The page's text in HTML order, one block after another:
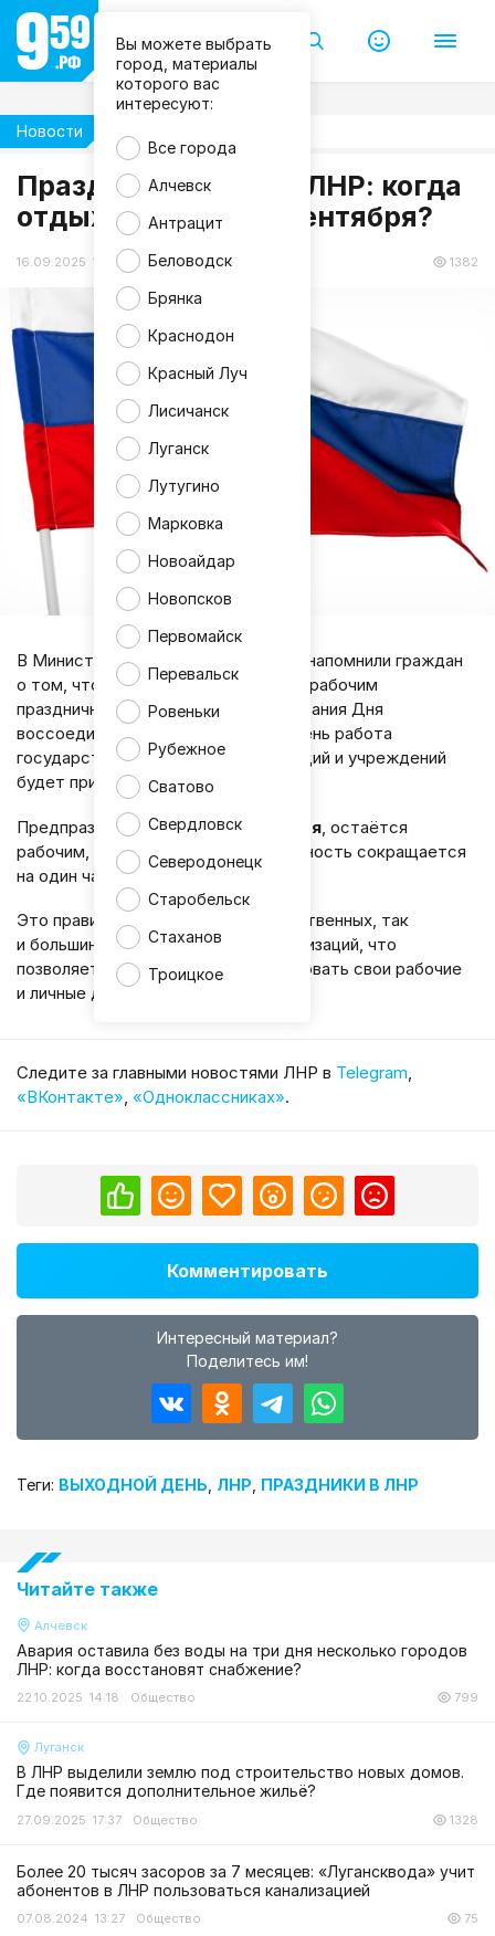
Вы можете выбрать
город, материалы
которого вас
интересуют:
Все города
Алчевск
Антрацит
Беловодск
Брянка
Краснодон
Красный Луч
Лисичанск
Луганск
Лутугино
Марковка
Новоайдар
Новопсков
Первомайск
Перевальск
Ровеньки
Рубежное
Сватово
Свердловск
Северодонецк
Старобельск
Стаханов
Троицкое
Новости
Праздничные дни в ЛНР: когда
отдыхаем в конце сентября?
16.09.2025 16:51 1382
r
e
e
p
k
В Министерстве труда Республики напомнили граждан
о том, что 30 сентября объявлен нерабочим
праздничным днём в честь празднования Дня
воссоединения ЛНР с РФ. В этот день работа
государственных органов, организаций и учреждений
будет приостановлена.
Предпраздничный день,29 сентября , остаётся
рабочим, однако его продолжительность сокращается
на один час.
Это правило касается как государственных, так
и большинства коммерческих организаций, что
позволяет жителям заранее планировать свои рабочие
и личные дела.
Cледите за главными новостями ЛНР в Telegram,
«ВКонтакте», «Одноклассниках».
Комментировать
Интересный материал?
Поделитесь им!
Теги: ВЫХОДНОЙ ДЕНЬ ЛНР ПРАЗДНИКИ В ЛНР
Читайте также
Алчевск
Авария оставила без воды на три дня несколько городов
ЛНР: когда восстановят снабжение?
22.10.2025 14:18 Общество 799
Луганск
В ЛНР выделили землю под строительство новых домов.
Где появится дополнительное жильё?
27.09.2025 17:37 Общество 1328
Более 20 тысяч засоров за 7 месяцев: «Лугансквода» учит
абонентов в ЛНР пользоваться канализацией
07.08.2024 13:27 Общество 75